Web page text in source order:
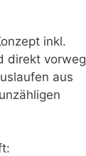
inkl.
direkt vorweg
aus